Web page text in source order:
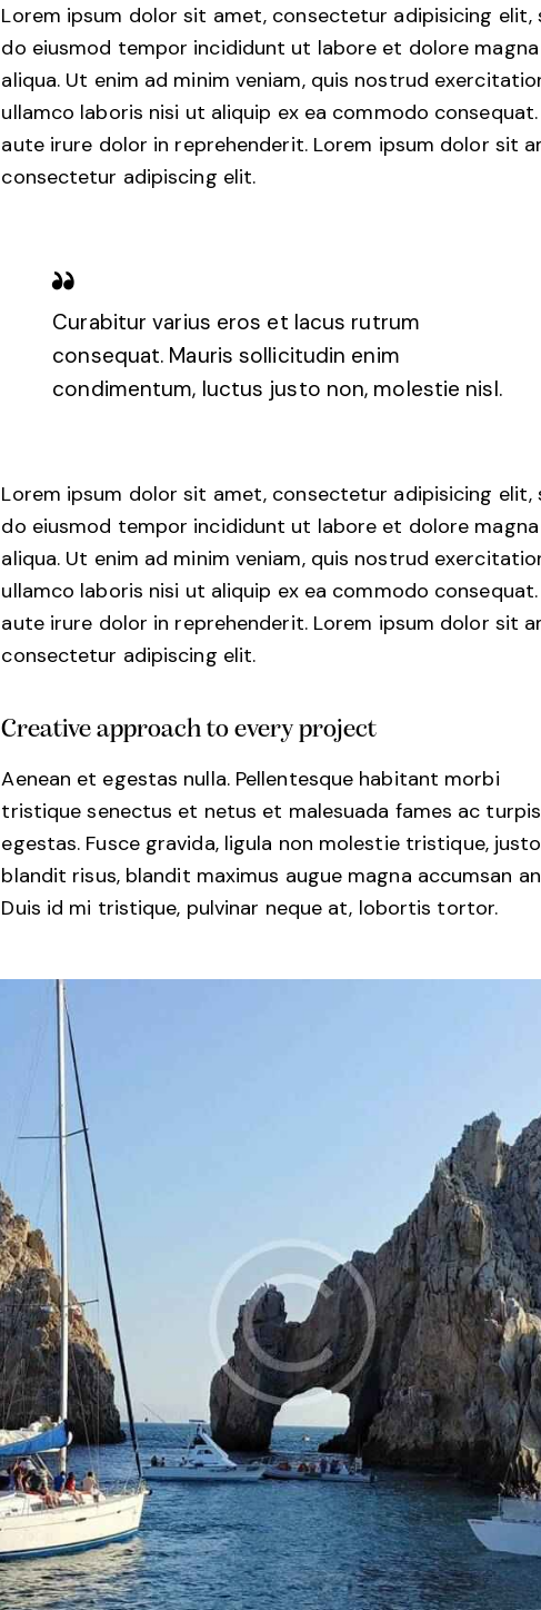
Lorem ipsum dolor sit amet, consectetur adipisicing elit,
do eiusmod tempor incididunt ut labore et dolore magna
aliqua. Ut enim ad minim veniam, quis nostrud
ullamco laboris nisi ut aliquip ex ea commodo consequat.
aute irure dolor in reprehenderit. Lorem ipsum dolor sit
consectetur adipiscing elit.
Curabitur varius eros et lacus rutrum
consequat. Mauris sollicitudin enim
condimentum, luctus justo non, molestie nisl.
Lorem ipsum dolor sit amet, consectetur adipisicing elit,
do eiusmod tempor incididunt ut labore et dolore magna
aliqua. Ut enim ad minim veniam, quis nostrud
ullamco laboris nisi ut aliquip ex ea commodo consequat.
aute irure dolor in reprehenderit. Lorem ipsum dolor sit
consectetur adipiscing elit.
Creative approach to every project
Aenean et egestas nulla. Pellentesque habitant morbi
tristique senectus et netus et malesuada fames ac turpis
egestas. Fusce gravida, ligula non molestie tristique,
blandit risus, blandit maximus augue magna accumsan
Duis id mi tristique, pulvinar neque at, lobortis tortor.